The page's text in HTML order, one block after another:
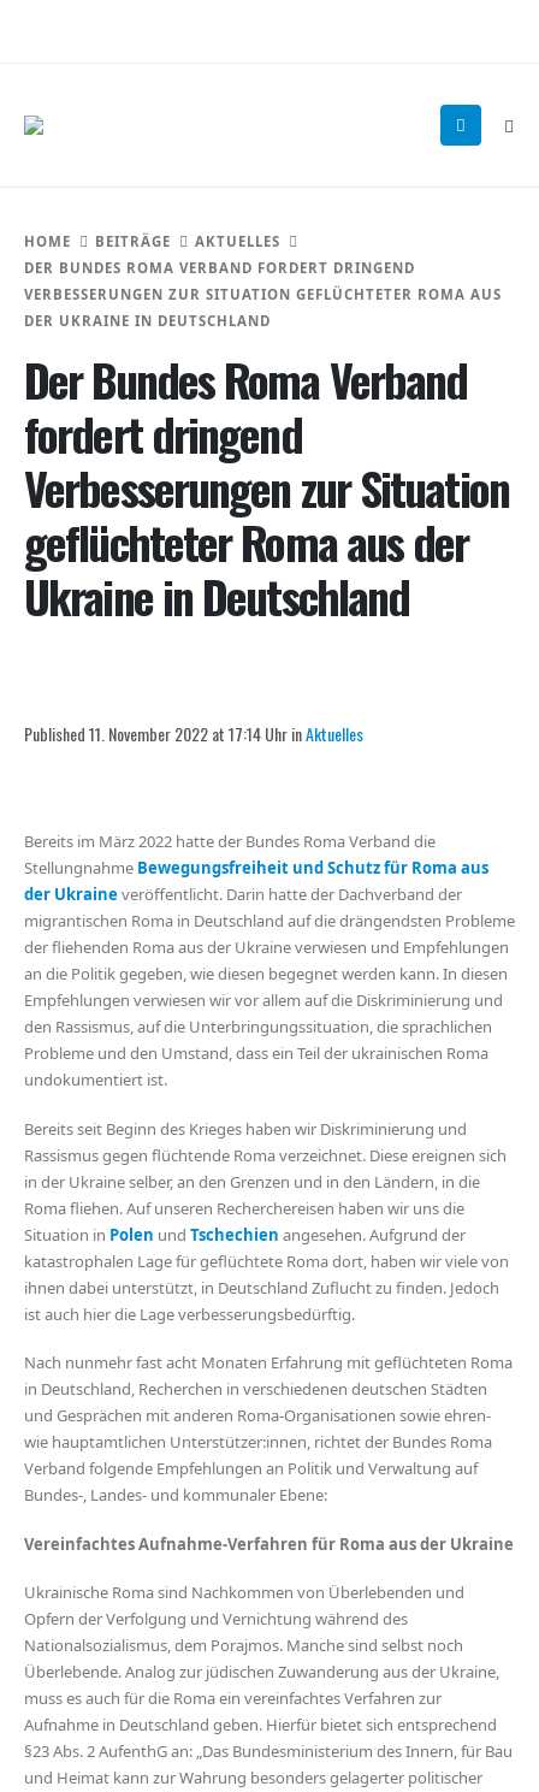
HOME BEITRÄGE
AKTUELLES
DER BUNDES ROMA VERBAND FORDERT DRINGEND
VERBESSERUNGEN ZUR SITUATION GEFLÜCHTETER ROMA AUS
DER UKRAINE IN DEUTSCHLAND
Der Bundes Roma Verband
fordert dringend
Verbesserungen zur Situation
geflüchteter Roma aus der
Ukraine in Deutschland
Published 11. November 2022 at 17:14 Uhr inAktuelles
Bereits im März 2022 hatte der Bundes Roma Verband die
Stellungnahme Bewegungsfreiheit und Schutz für Roma aus
der Ukraineveröffentlicht. Darin hatte der Dachverband der
migrantischen Roma in Deutschland auf die drängendsten Probleme
der fliehenden Roma aus der Ukraine verwiesen und Empfehlungen
an die Politik gegeben, wie diesen begegnet werden kann. In diesen
Empfehlungen verwiesen wir vor allem auf die Diskriminierung und
den Rassismus, auf die Unterbringungssituation, die sprachlichen
Probleme und den Umstand, dass ein Teil der ukrainischen Roma
undokumentiert ist.
Bereits seit Beginn des Krieges haben wir Diskriminierung und
Rassismus gegen flüchtende Roma verzeichnet. Diese ereignen sich
in der Ukraine selber, an den Grenzen und in den Ländern, in die
Roma fliehen. Auf unseren Recherchereisen haben wir uns die
Situation in Polen und Tschechien angesehen. Aufgrund der
katastrophalen Lage für geflüchtete Roma dort, haben wir viele von
ihnen dabei unterstützt, in Deutschland Zuflucht zu finden. Jedoch
ist auch hier die Lage verbesserungsbedürftig.
Nach nunmehr fast acht Monaten Erfahrung mit geflüchteten Roma
in Deutschland, Recherchen in verschiedenen deutschen Städten
und Gesprächen mit anderen Roma-Organisationen sowie ehren-
wie hauptamtlichen Unterstützer:innen, richtet der Bundes Roma
Verband folgende Empfehlungen an Politik und Verwaltung auf
Bundes-, Landes- und kommunaler Ebene:
Vereinfachtes Aufnahme-Verfahren für Roma aus der Ukraine
Ukrainische Roma sind Nachkommen von Überlebenden und
Opfern der Verfolgung und Vernichtung während des
Nationalsozialismus, dem Porajmos. Manche sind selbst noch
Überlebende. Analog zur jüdischen Zuwanderung aus der Ukraine,
muss es auch für die Roma ein vereinfachtes Verfahren zur
Aufnahme in Deutschland geben. Hierfür bietet sich entsprechend
§23 Abs. 2 AufenthG an: „Das Bundesministerium des Innern, für Bau
und Heimat kann zur Wahrung besonders gelagerter politischer